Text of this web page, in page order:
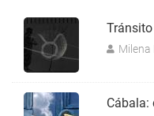
Milena
Cábala: